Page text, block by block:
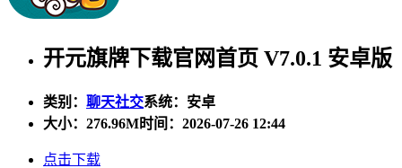
开元旗牌下载官网首页 V7.0.1 安卓版
类别： 聊天社交系统：安卓
大小： 276.96M时间：2026-07-26 12:44
点击下载